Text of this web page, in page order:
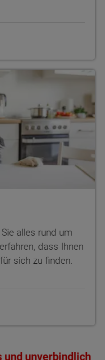
alles rund um
dass Ihnen
sich zu finden.
und unverbindlich